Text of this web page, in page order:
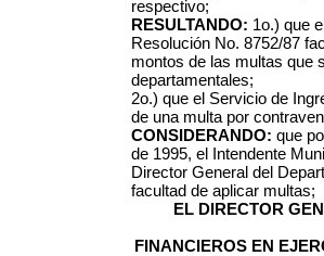
respectivo;
RESULTANDO: 1o.) que
Resolución No. 8752/87
montos de las multas que
departamentales;
2o.) que el Servicio de
de una multa por
CONSIDERANDO: que
de 1995, el Intendente
Director General del
facultad de aplicar multas;
EL DIRECTOR
FINANCIEROS EN